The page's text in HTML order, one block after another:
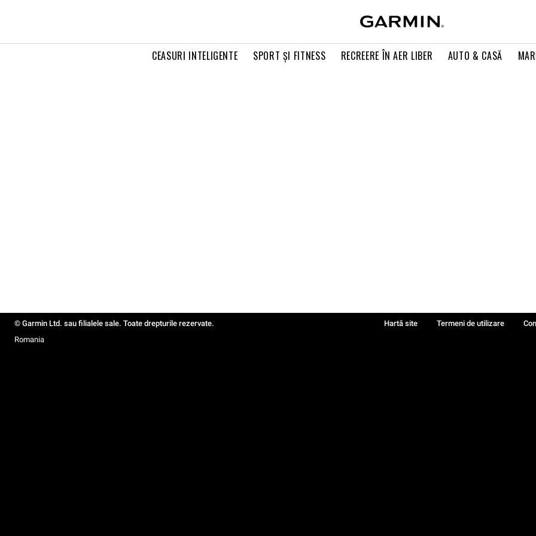
CEASURI INTELIGENTE SPORT ŞI FITNESS RECREERE ÎN AER LIBER AUTO & CASĂ
© Garmin Ltd. sau filialele sale. Toate drepturile rezervate. Hartă site Termeni de utilizare
Romania